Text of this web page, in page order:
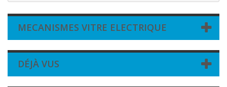
MECANISMES VITRE ELECTRIQUE
DÉJÀ VUS